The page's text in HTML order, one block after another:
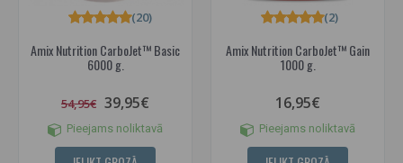
Amix Nutrition CarboJet™ Basic
6000 g.
(20)
54,95€ 39,95€
Pieejams noliktavā
Amix Nutrition CarboJet™ Gain
1000 g.
(2)
16,95€
Pieejams noliktavā